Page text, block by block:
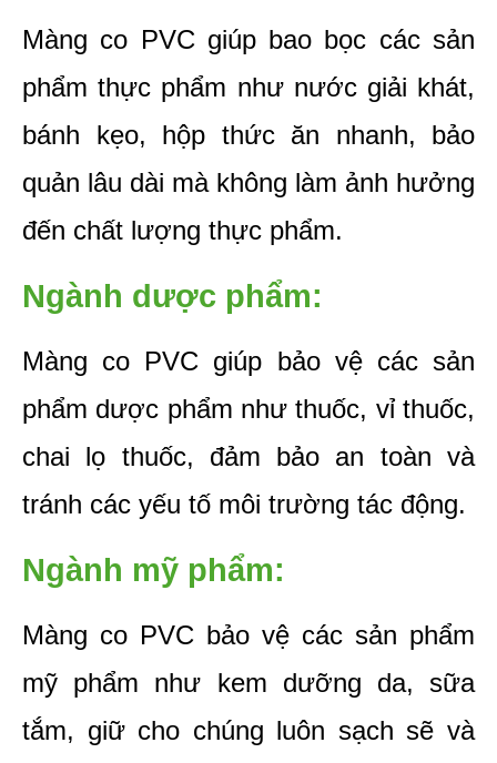
Màng co PVC giúp bao bọc các sản
phẩm thực phẩm như nước giải khát,
bánh kẹo, hộp thức ăn nhanh, bảo
quản lâu dài mà không làm ảnh hưởng
đến chất lượng thực phẩm.
Ngành dược phẩm:
Màng co PVC giúp bảo vệ các sản
phẩm dược phẩm như thuốc, vỉ thuốc,
chai lọ thuốc, đảm bảo an toàn và
tránh các yếu tố môi trường tác động.
Ngành mỹ phẩm:
Màng co PVC bảo vệ các sản phẩm
mỹ phẩm như kem dưỡng da, sữa
tắm, giữ cho chúng luôn sạch sẽ và